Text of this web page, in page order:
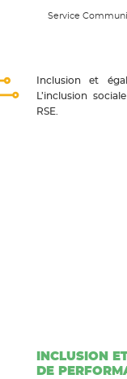
Service
Inclusion et
L’inclusion
RSE.
INCLUSION
DE